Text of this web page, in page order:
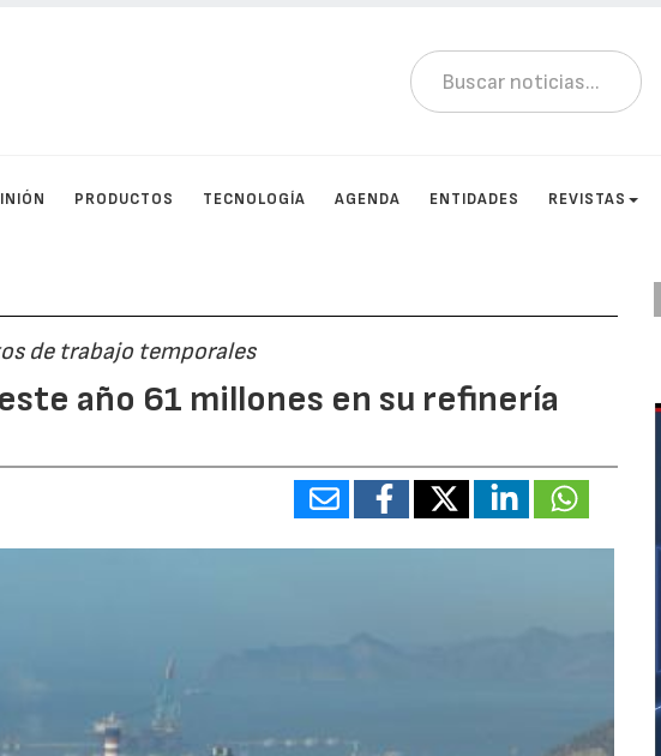
PRODUCTOS TECNOLOGÍA AGENDA ENTIDADES REVISTAS
de trabajo temporales
año 61 millones en su refinería